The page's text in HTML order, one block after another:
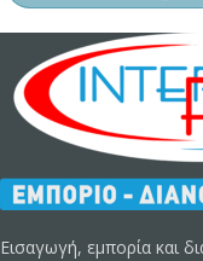
Εισαγωγή, εμπορία και